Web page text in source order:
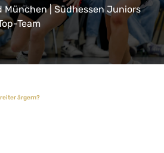
München | Südhessen Juniors
Team
ärgern?